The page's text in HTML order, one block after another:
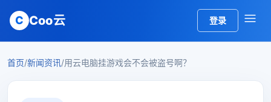
C Coo云 登录
首页/新闻资讯/用云电脑挂游戏会不会被盗号啊？